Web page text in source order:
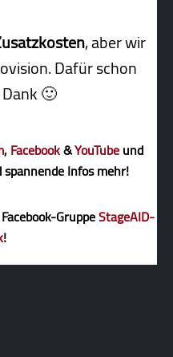
, aber wir
Dafür schon
🙂
,Facebook&YouTubeund
Infos mehr!
GruppeStageAID-
!